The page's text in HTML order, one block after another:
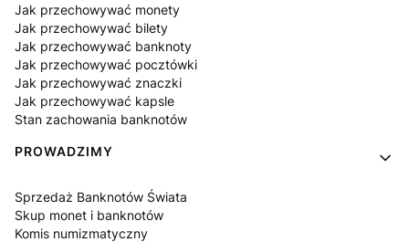
Jak przechowywać monety
Jak przechowywać bilety
Jak przechowywać banknoty
Jak przechowywać pocztówki
Jak przechowywać znaczki
Jak przechowywać kapsle
Stan zachowania banknotów
PROWADZIMY
Sprzedaż Banknotów Świata
Skup monet i banknotów
Komis numizmatyczny